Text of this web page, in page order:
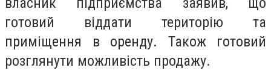
готовий віддати територію та
приміщення в оренду. Також готовий
розглянути можливість продажу.